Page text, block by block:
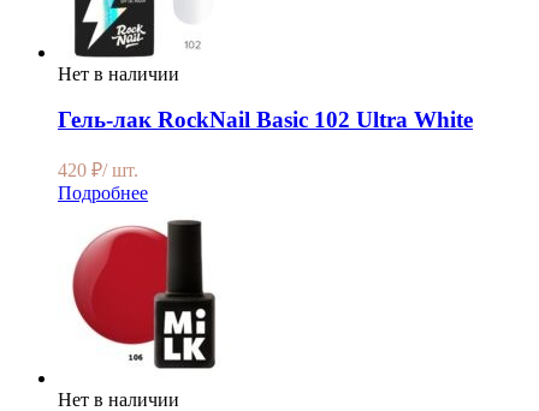
Нет в наличии
Гель-лак RockNail Basic 102 Ultra White
420 ₽/ шт.
Подробнее
Нет в наличии